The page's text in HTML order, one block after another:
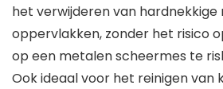
het verwijderen van hardnekkige
oppervlakken, zonder het risico
op een metalen scheermes te
Ook ideaal voor het reinigen van